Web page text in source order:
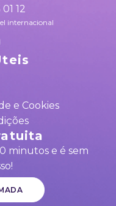
12
internacional
e Cookies
minutos e é sem